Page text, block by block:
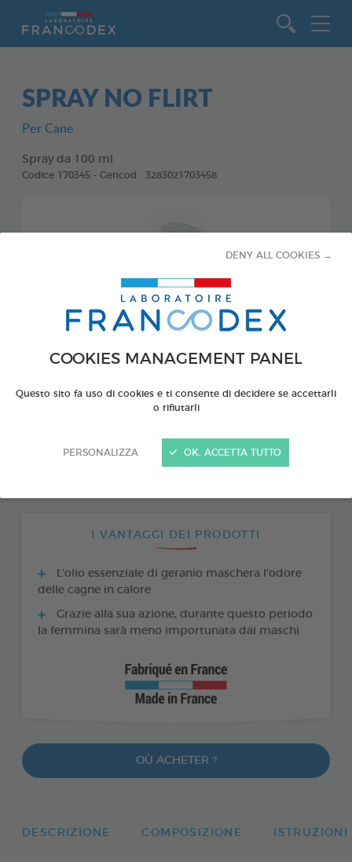
COOKIES MANAGEMENT PANEL
Questo sito fa uso di cookies e ti consente di decidere se accettarli
o rifiutarli
PERSONALIZZA
DENY ALL COOKIES →
OK, ACCETTA TUTTO
SPRAY NO FLIRT
Per Cane
Spray da 100 ml
Codice 170345 - Gencod : 3283021703458
I VANTAGGI DEI PRODOTTI
L'olio essenziale di geranio maschera l'odore
delle cagne in calore
Grazie alla sua azione, durante questo periodo
la femmina sarà meno importunata dai maschi
OÙ ACHETER ?
DESCRIZIONE COMPOSIZIONE